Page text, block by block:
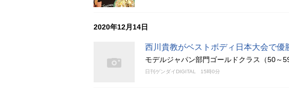
2020年12月14日
西川貴教がベストボディ日本大会で優
モデルジャパン部門ゴールドクラス（50～
日刊ゲンダイDIGITAL 15時0分